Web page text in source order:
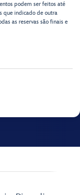
podem ser feitos até
que indicado de outra
as reservas são finais e